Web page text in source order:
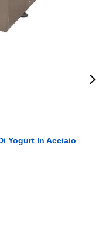
Yogurt In Acciaio